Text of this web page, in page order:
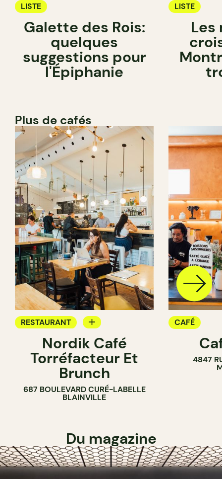
LISTE
Galette des Rois:
quelques
suggestions pour
l'Épiphanie
LISTE
Les
Plus de cafés
RESTAURANT
Nordik Café
Torréfacteur Et
Brunch
687 BOULEVARD CURÉ-LABELLE
BLAINVILLE
CAFÉ
4847
Du magazine